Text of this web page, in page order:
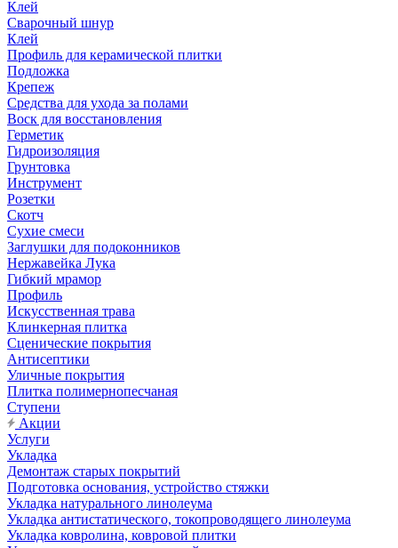
Клей
Сварочный шнур
Клей
Профиль для керамической плитки
Подложка
Крепеж
Средства для ухода за полами
Воск для восстановления
Герметик
Гидроизоляция
Грунтовка
Инструмент
Розетки
Скотч
Сухие смеси
Заглушки для подоконников
Нержавейка Лука
Гибкий мрамор
Профиль
Искусственная трава
Клинкерная плитка
Сценические покрытия
Антисептики
Уличные покрытия
Плитка полимернопесчаная
Ступени
Акции
Услуги
Укладка
Демонтаж старых покрытий
Подготовка основания, устройство стяжки
Укладка натурального линолеума
Укладка антистатического, токопроводящего линолеума
Укладка ковролина, ковровой плитки